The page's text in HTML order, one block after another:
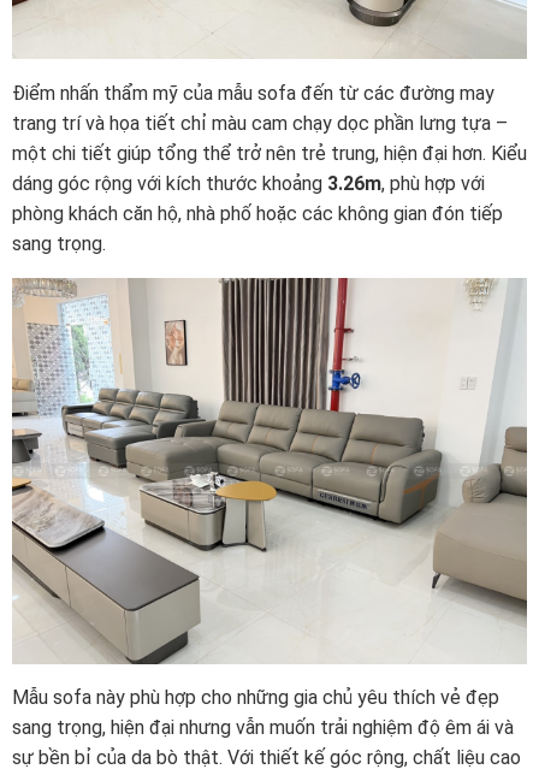
Điểm nhấn thẩm mỹ của mẫu sofa đến từ các đường may
trang trí và họa tiết chỉ màu cam chạy dọc phần lưng tựa –
một chi tiết giúp tổng thể trở nên trẻ trung, hiện đại hơn. Kiểu
dáng góc rộng với kích thước khoảng 3.26m, phù hợp với
phòng khách căn hộ, nhà phố hoặc các không gian đón tiếp
sang trọng.
Mẫu sofa này phù hợp cho những gia chủ yêu thích vẻ đẹp
sang trọng, hiện đại nhưng vẫn muốn trải nghiệm độ êm ái và
sự bền bỉ của da bò thật. Với thiết kế góc rộng, chất liệu cao